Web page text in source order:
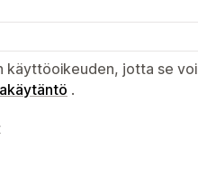
käyttöoikeuden, jotta se voi
.